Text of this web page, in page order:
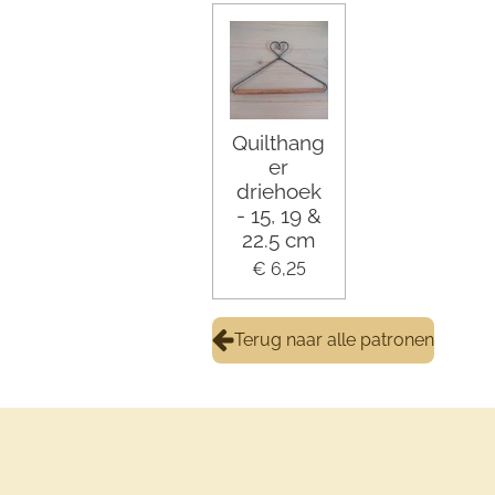
Quilthang
er
driehoek
- 15, 19 &
22.5 cm
€ 6,25
Terug naar alle patronen